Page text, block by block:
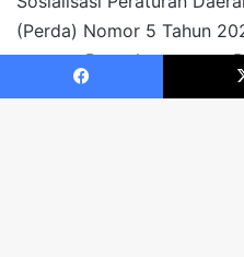
Facebook X